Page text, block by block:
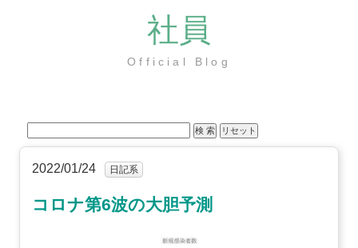
社員
Official Blog
2022/01/24 日記系
コロナ第6波の大胆予測